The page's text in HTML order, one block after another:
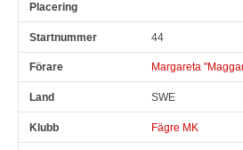
Pl Snr
44
Margareta
SWE
Fägre MK